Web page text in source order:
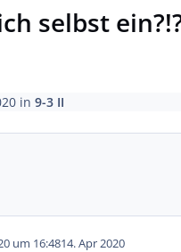
selbst
in 9-3 II
um 16:4814. Apr 2020